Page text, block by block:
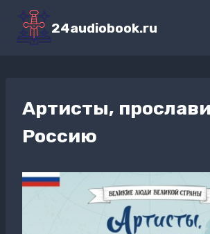
Перейти
содержимому
24audiobook.ru
Артисты,
Россию